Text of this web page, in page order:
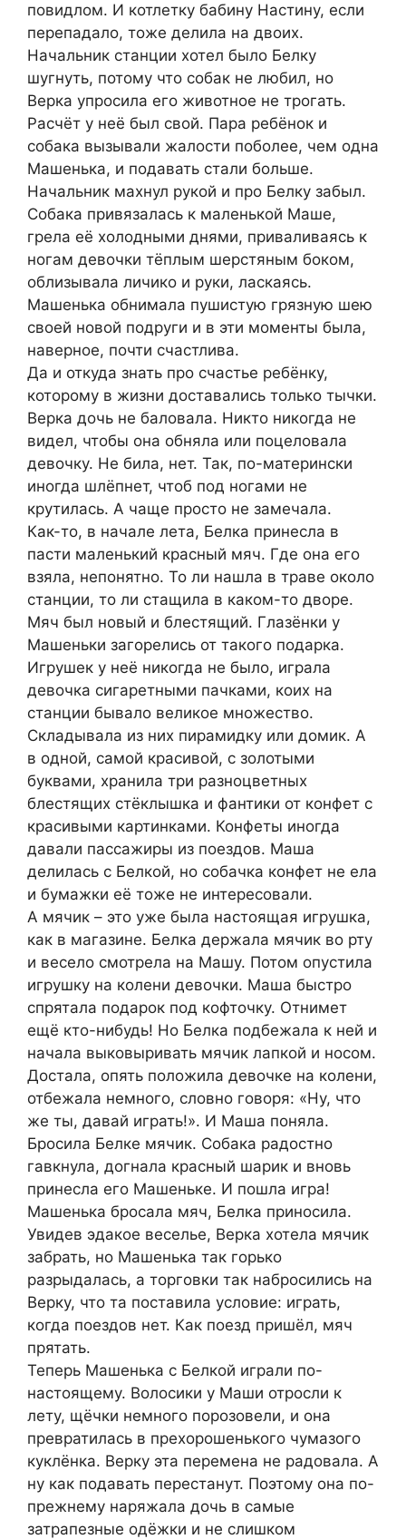
повидлом. И котлетку бабину Настину, если
перепадало, тоже делила на двоих.
Начальник станции хотел было Белку
шугнуть, потому что собак не любил, но
Верка упросила его животное не трогать.
Расчёт у неё был свой. Пара ребёнок и
собака вызывали жалости поболее, чем одна
Машенька, и подавать стали больше.
Начальник махнул рукой и про Белку забыл.
Собака привязалась к маленькой Маше,
грела её холодными днями, приваливаясь к
ногам девочки тёплым шерстяным боком,
облизывала личико и руки, ласкаясь.
Машенька обнимала пушистую грязную шею
своей новой подруги и в эти моменты была,
наверное, почти счастлива.
Да и откуда знать про счастье ребёнку,
которому в жизни доставались только тычки.
Верка дочь не баловала. Никто никогда не
видел, чтобы она обняла или поцеловала
девочку. Не била, нет. Так, по-матерински
иногда шлёпнет, чтоб под ногами не
крутилась. А чаще просто не замечала.
Как-то, в начале лета, Белка принесла в
пасти маленький красный мяч. Где она его
взяла, непонятно. То ли нашла в траве около
станции, то ли стащила в каком-то дворе.
Мяч был новый и блестящий. Глазёнки у
Машеньки загорелись от такого подарка.
Игрушек у неё никогда не было, играла
девочка сигаретными пачками, коих на
станции бывало великое множество.
Складывала из них пирамидку или домик. А
в одной, самой красивой, с золотыми
буквами, хранила три разноцветных
блестящих стёклышка и фантики от конфет с
красивыми картинками. Конфеты иногда
давали пассажиры из поездов. Маша
делилась с Белкой, но собачка конфет не ела
и бумажки её тоже не интересовали.
А мячик – это уже была настоящая игрушка,
как в магазине. Белка держала мячик во рту
и весело смотрела на Машу. Потом опустила
игрушку на колени девочки. Маша быстро
спрятала подарок под кофточку. Отнимет
ещё кто-нибудь! Но Белка подбежала к ней и
начала выковыривать мячик лапкой и носом.
Достала, опять положила девочке на колени,
отбежала немного, словно говоря: «Ну, что
же ты, давай играть!». И Маша поняла.
Бросила Белке мячик. Собака радостно
гавкнула, догнала красный шарик и вновь
принесла его Машеньке. И пошла игра!
Машенька бросала мяч, Белка приносила.
Увидев эдакое веселье, Верка хотела мячик
забрать, но Машенька так горько
разрыдалась, а торговки так набросились на
Верку, что та поставила условие: играть,
когда поездов нет. Как поезд пришёл, мяч
прятать.
Теперь Машенька с Белкой играли по-
настоящему. Волосики у Маши отросли к
лету, щёчки немного порозовели, и она
превратилась в прехорошенького чумазого
куклёнка. Верку эта перемена не радовала. А
ну как подавать перестанут. Поэтому она по-
прежнему наряжала дочь в самые
затрапезные одёжки и не слишком